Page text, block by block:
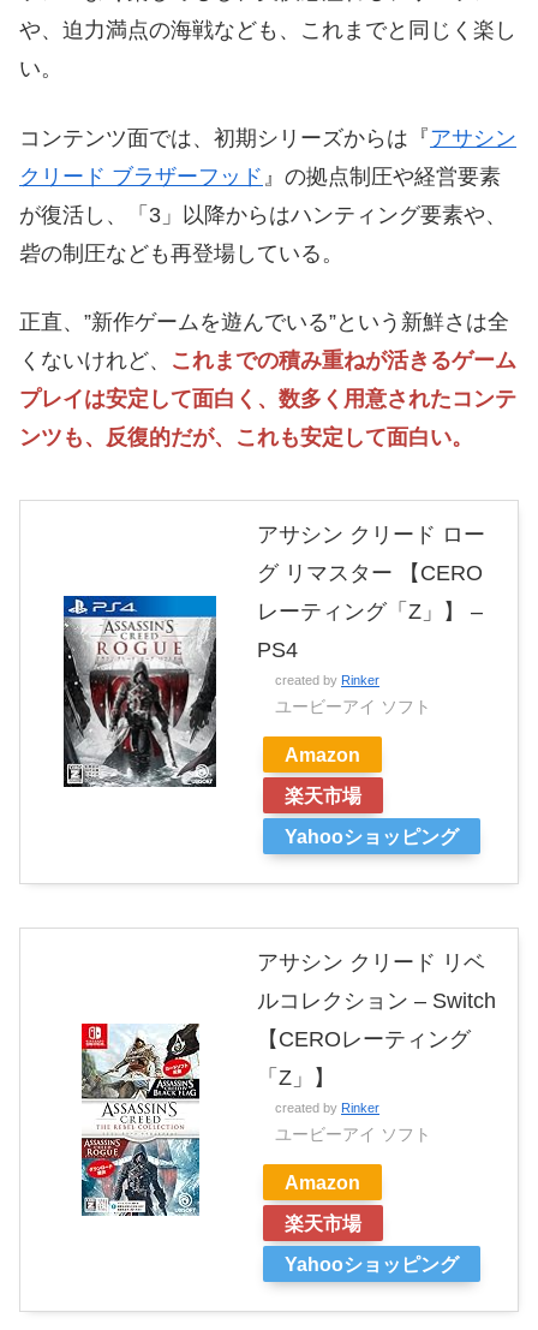
や、迫力満点の海戦なども、これまでと同じく楽し
い。
コンテンツ面では、初期シリーズからは『アサシン
クリード ブラザーフッド 』の拠点制圧や経営要素
が復活し、「3」以降からはハンティング要素や、
砦の制圧なども再登場している。
正直、”新作ゲームを遊んでいる”という新鮮さは全
くないけれど、 これまでの積み重ねが活きるゲーム
プレイは安定して面白く、数多く用意されたコンテ
ンツも、反復的だが、これも安定して面白い。
アサシン クリード ロー
グ リマスター 【CERO
レーティング「Z」】 –
PS4
created by Rinker
ユービーアイ ソフト
Amazon
楽天市場
Yahooショッピング
アサシン クリード リベ
ルコレクション – Switch
【CEROレーティング
「Z」】
created by Rinker
ユービーアイ ソフト
Amazon
楽天市場
Yahooショッピング